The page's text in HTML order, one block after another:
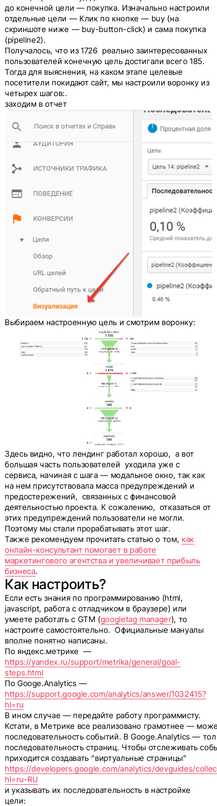
до конечной цели — покупка. Изначально настроили
отдельные цели — Клик по кнопке — buy (на
скриншоте ниже — buy-button-click) и сама покупка
(pipeline2).
Получалось, что из 1726 реально заинтересованных
пользователей конечную цель достигали всего 185.
Тогда для выяснения, на каком этапе целевые
посетители покидают сайт, мы настроили воронку из
четырех шагов:.
заходим в отчет
Выбираем настроенную цель и смотрим воронку:
Здесь видно, что лендинг работал хорошо, а вот
большая часть пользователей уходила уже с
сервиса, начиная с шага — модальное окно, так как
на нем присутствовала масса предупреждений и
предостережений, связанных с финансовой
деятельностью проекта. К сожалению, отказаться от
этих предупреждений пользователи не могли.
Поэтому мы стали прорабатывать этот шаг.
Также рекомендуем прочитать статью о том, как
онлайн-консультант помогает в работе
маркетингового агентства и увеличивает прибыль
бизнеса.
Как настроить?
Если есть знания по программированию (html,
javascript, работа с отладчиком в браузере) или
умеете работать с GTM (googletag manager), то
настроите самостоятельно. Официальные мануалы
вполне понятно написаны.
По яндекс.метрике —
https://yandex.ru/support/metrika/general/goal-
steps.html
По Googe.Analytics —
https://support.google.com/analytics/answer/1032415?
hl=ru
В ином случае — передайте работу программисту.
Кстати, в Метрике все реализовано грамотнее —
последовательность событий. В Googe.Analytics —
последовательность страниц. Чтобы отслеживать
приходится создавать “виртуальные страницы”
https://developers.google.com/analytics/devguides/
hl=ru-RU
и указывать их последовательность в настройке
цели: